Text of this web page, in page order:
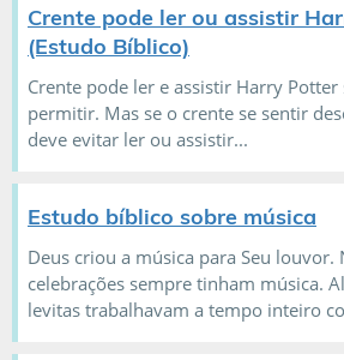
Crente pode ler ou assistir
(Estudo Bíblico)
Crente pode ler e assistir Harry Potter
permitir. Mas se o crente se sentir
deve evitar ler ou assistir...
Estudo bíblico sobre música
Deus criou a música para Seu louvor.
celebrações sempre tinham música.
levitas trabalhavam a tempo inteiro